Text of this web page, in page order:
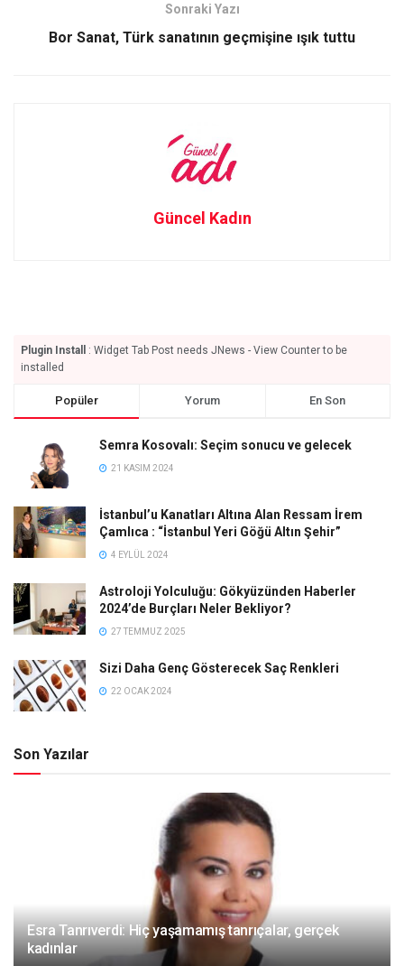
k
n
Sonraki Yazı
Bor Sanat, Türk sanatının geçmişine ışık tuttu
Güncel Kadın
Plugin Install
: Widget Tab Post needs JNews - View Counter to be
installed
Popüler Yorum En Son
Semra Kosovalı: Seçim sonucu ve gelecek
21 KASIM 2024
İstanbul’u Kanatları Altına Alan Ressam İrem
Çamlıca : “İstanbul Yeri Göğü Altın Şehir”
4 EYLÜL 2024
Astroloji Yolculuğu: Gökyüzünden Haberler
2024’de Burçları Neler Bekliyor?
27 TEMMUZ 2025
Sizi Daha Genç Gösterecek Saç Renkleri
22 OCAK 2024
Son Yazılar
Esra Tanrıverdi: Hiç yaşamamış tanrıçalar, gerçek
kadınlar